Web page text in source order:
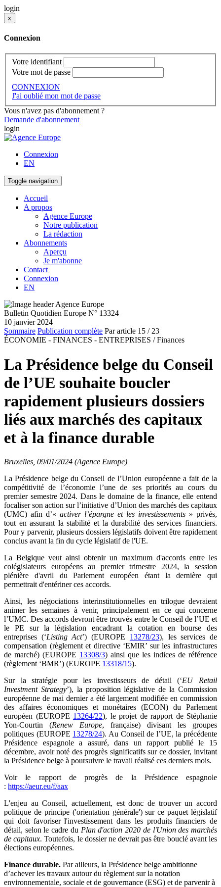
login
x
Connexion
Votre identifiant
Votre mot de passe
CONNEXION
J'ai oublié mon mot de passe
Vous n'avez pas d'abonnement ?
Demande d'abonnement
login
Connexion
EN
Toggle navigation
Accueil
A propos
Agence Europe
Notre publication
La rédaction
Abonnements
Aperçu
Je m'abonne
Contact
Connexion
EN
Bulletin Quotidien Europe N° 13324
10 janvier 2024
Sommaire Publication complète Par article 15 / 23
ÉCONOMIE - FINANCES - ENTREPRISES / Finances
La Présidence belge du Conseil
de l’UE souhaite boucler
rapidement plusieurs dossiers
liés aux marchés des capitaux
et à la finance durable
Bruxelles, 09/01/2024 (Agence Europe)
La Présidence belge du Conseil de l’Union européenne a fait de la
compétitivité de l’économie l’une de ses priorités au cours du
premier semestre 2024. Dans le domaine de la finance, elle entend
focaliser son action sur l’initiative d’Union des marchés des capitaux
(UMC) afin d’« activer l’épargne et les investissements » privés,
tout en assurant la stabilité et la durabilité des services financiers.
Pour y parvenir, plusieurs dossiers législatifs doivent être rapidement
conclus avant la fin du cycle législatif de l'UE.
La Belgique veut ainsi obtenir un maximum d'accords entre les
colégislateurs européens au premier trimestre 2024, la session
plénière d'avril du Parlement européen étant la dernière qui
permettrait d'entériner ces accords.
Ainsi, les négociations interinstitutionnelles en trilogue devraient
animer les semaines à venir, principalement en ce qui concerne
l’UMC. Des accords devront être trouvés entre le Conseil de l’UE et
le PE sur la législation encadrant la cotation en bourse des
entreprises (‘Listing Act’) (EUROPE 13278/23), les services de
compensation (règlement et directive ‘EMIR’ sur les infrastructures
de marché) (EUROPE 13308/3) ainsi que les indices de référence
(règlement ‘BMR’) (EUROPE 13318/15).
Sur la stratégie pour les investisseurs de détail (‘EU Retail
Investment Strategy’), la proposition législative de la Commission
européenne de mai dernier a été largement modifiée en commission
des affaires économiques et monétaires (ECON) du Parlement
européen (EUROPE 13264/22), le projet de rapport de Stéphanie
Yon-Courtin (Renew Europe, française) divisant les groupes
politiques (EUROPE 13278/24). Au Conseil de l’UE, la précédente
Présidence espagnole a assuré, dans un rapport publié le 15
décembre, avoir noté des progrès significatifs sur ce dossier, invitant
la Présidence belge à poursuivre le travail réalisé ces derniers mois.
Voir le rapport de progrès de la Présidence espagnole
: https://aeur.eu/f/aax
L'enjeu au Conseil, actuellement, est donc de trouver un accord
politique de principe ('orientation générale') sur ce paquet législatif
qui doit favoriser l'investissement dans les produits financiers de
détail, selon le cadre du Plan d'action 2020 de l'Union des marchés
de capitaux. Toutefois, le dossier ne devrait pas être bouclé avant les
élections européennes.
Finance durable. Par ailleurs, la Présidence belge ambitionne
d’achever les travaux autour du règlement sur la notation
environnementale, sociale et de gouvernance (ESG) et de parvenir à